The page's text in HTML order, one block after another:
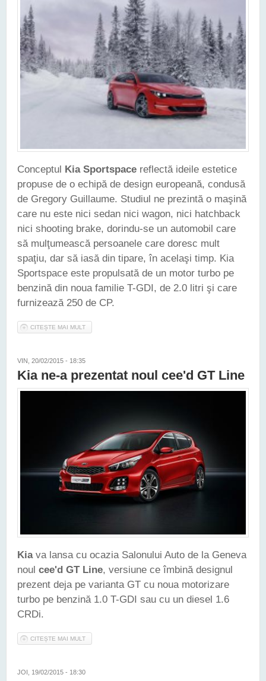
Conceptul Kia Sportspace reflectă ideile estetice
propuse de o echipă de design europeană, condusă
de Gregory Guillaume. Studiul ne prezintă o maşină
care nu este nici sedan nici wagon, nici hatchback
nici shooting brake, dorindu-se un automobil care
să mulţumească persoanele care doresc mult
spaţiu, dar să iasă din tipare, în acelaşi timp. Kia
Sportspace este propulsată de un motor turbo pe
benzină din noua familie T-GDI, de 2.0 litri şi care
furnizează 250 de CP.
CITEȘTE MAI MULT
VIN, 20/02/2015 - 18:35
Kia ne-a prezentat noul cee'd GT Line
Kiava lansa cu ocazia Salonului Auto de la Geneva
noul cee'd GT Line, versiune ce îmbină designul
prezent deja pe varianta GT cu noua motorizare
turbo pe benzină 1.0 T-GDI sau cu un diesel 1.6
CRDi.
CITEȘTE MAI MULT
JOI, 19/02/2015 - 18:30